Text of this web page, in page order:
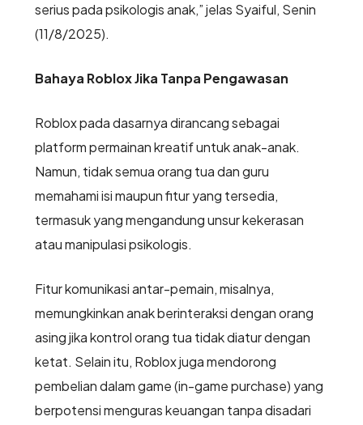
serius pada psikologis anak,” jelas Syaiful, Senin
(11/8/2025).
Bahaya Roblox Jika Tanpa Pengawasan
Roblox pada dasarnya dirancang sebagai
platform permainan kreatif untuk anak-anak.
Namun, tidak semua orang tua dan guru
memahami isi maupun fitur yang tersedia,
termasuk yang mengandung unsur kekerasan
atau manipulasi psikologis.
Fitur komunikasi antar-pemain, misalnya,
memungkinkan anak berinteraksi dengan orang
asing jika kontrol orang tua tidak diatur dengan
ketat. Selain itu, Roblox juga mendorong
pembelian dalam game (in-game purchase) yang
berpotensi menguras keuangan tanpa disadari